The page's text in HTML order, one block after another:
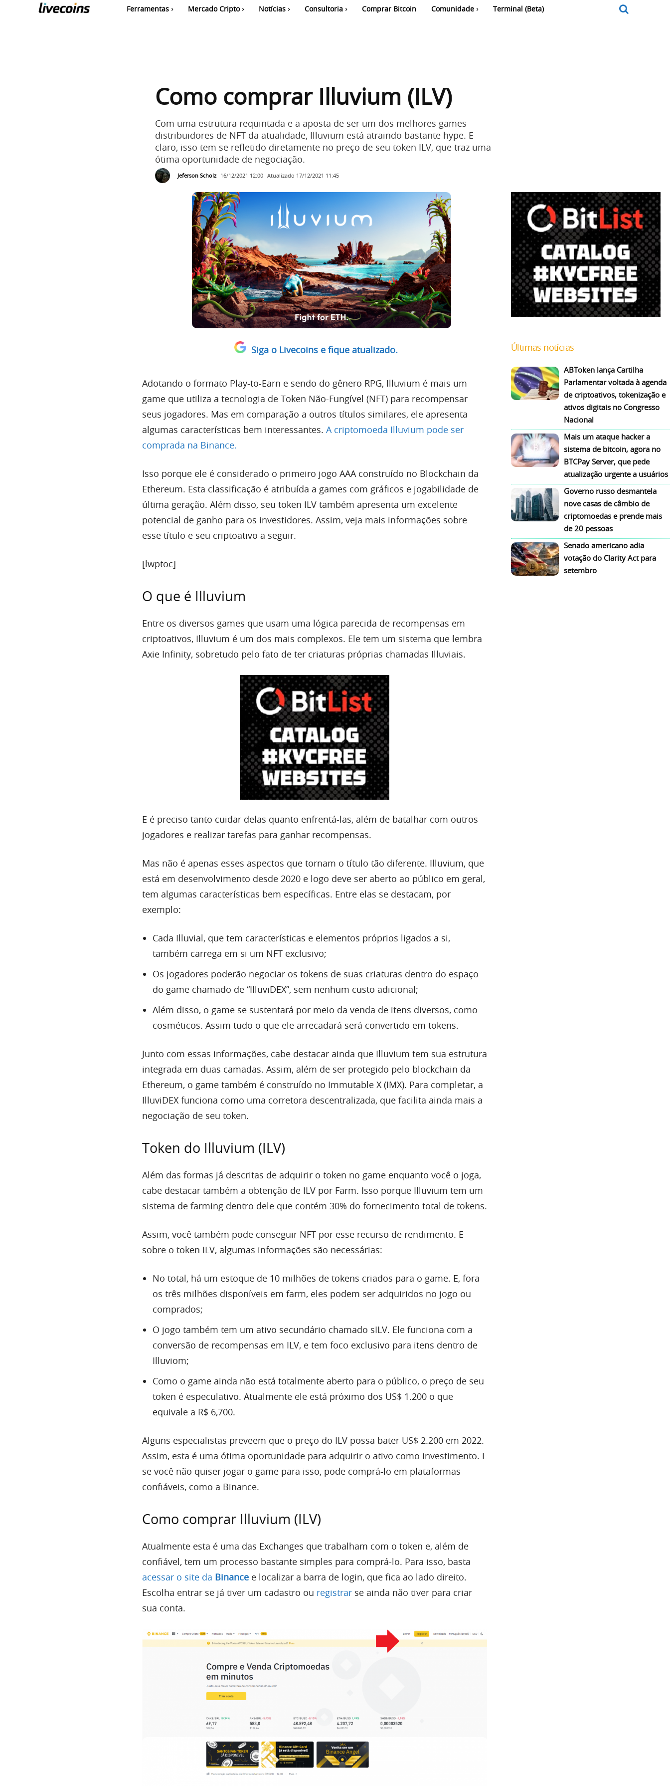
Ferramentas Mercado Cripto Notícias Consultoria Comprar Bitcoin Comunidade Terminal (Beta)
Como comprar Illuvium (ILV)
Com uma estrutura requintada e a aposta de ser um dos melhores games
distribuidores de NFT da atualidade, Illuvium está atraindo bastante hype. E
claro, isso tem se refletido diretamente no preço de seu token ILV, que traz uma
ótima oportunidade de negociação.
Jeferson Scholz 16/12/2021 12:00 Atualizado 17/12/2021 11:45
Siga o Livecoins e fique atualizado.
Adotando o formato Play-to-Earn e sendo do gênero RPG, Illuvium é mais um
game que utiliza a tecnologia de Token Não-Fungível (NFT) para recompensar
seus jogadores. Mas em comparação a outros títulos similares, ele apresenta
algumas características bem interessantes. A criptomoeda Illuvium pode ser
comprada na Binance.
Isso porque ele é considerado o primeiro jogo AAA construído no Blockchain da
Ethereum. Esta classificação é atribuída a games com gráficos e jogabilidade de
última geração. Além disso, seu token ILV também apresenta um excelente
potencial de ganho para os investidores. Assim, veja mais informações sobre
esse título e seu criptoativo a seguir.
[lwptoc]
O que é Illuvium
Entre os diversos games que usam uma lógica parecida de recompensas em
criptoativos, Illuvium é um dos mais complexos. Ele tem um sistema que lembra
Axie Infinity, sobretudo pelo fato de ter criaturas próprias chamadas Illuviais.
E é preciso tanto cuidar delas quanto enfrentá-las, além de batalhar com outros
jogadores e realizar tarefas para ganhar recompensas.
Mas não é apenas esses aspectos que tornam o título tão diferente. Illuvium, que
está em desenvolvimento desde 2020 e logo deve ser aberto ao público em geral,
tem algumas características bem específicas. Entre elas se destacam, por
exemplo:
Cada Illuvial, que tem características e elementos próprios ligados a si,
também carrega em si um NFT exclusivo;
Os jogadores poderão negociar os tokens de suas criaturas dentro do espaço
do game chamado de “IlluviDEX”, sem nenhum custo adicional;
Além disso, o game se sustentará por meio da venda de itens diversos, como
cosméticos. Assim tudo o que ele arrecadará será convertido em tokens.
Junto com essas informações, cabe destacar ainda que Illuvium tem sua estrutura
integrada em duas camadas. Assim, além de ser protegido pelo blockchain da
Ethereum, o game também é construído no Immutable X (IMX). Para completar, a
IlluviDEX funciona como uma corretora descentralizada, que facilita ainda mais a
negociação de seu token.
Token do Illuvium (ILV)
Além das formas já descritas de adquirir o token no game enquanto você o joga,
cabe destacar também a obtenção de ILV por Farm. Isso porque Illuvium tem um
sistema de farming dentro dele que contém 30% do fornecimento total de tokens.
Assim, você também pode conseguir NFT por esse recurso de rendimento. E
sobre o token ILV, algumas informações são necessárias:
No total, há um estoque de 10 milhões de tokens criados para o game. E, fora
os três milhões disponíveis em farm, eles podem ser adquiridos no jogo ou
comprados;
O jogo também tem um ativo secundário chamado sILV. Ele funciona com a
conversão de recompensas em ILV, e tem foco exclusivo para itens dentro de
Illuviom;
Como o game ainda não está totalmente aberto para o público, o preço de seu
token é especulativo. Atualmente ele está próximo dos US$ 1.200 o que
equivale a R$ 6,700.
Alguns especialistas preveem que o preço do ILV possa bater US$ 2.200 em 2022.
Assim, esta é uma ótima oportunidade para adquirir o ativo como investimento. E
se você não quiser jogar o game para isso, pode comprá-lo em plataformas
confiáveis, como a Binance.
Como comprar Illuvium (ILV)
Atualmente esta é uma das Exchanges que trabalham com o token e, além de
confiável, tem um processo bastante simples para comprá-lo. Para isso, basta
acessar o site da Binance e localizar a barra de login, que fica ao lado direito.
Escolha entrar se já tiver um cadastro ou registrar se ainda não tiver para criar
sua conta.
Últimas notícias
ABToken lança Cartilha
Parlamentar voltada à agenda
de criptoativos, tokenização e
ativos digitais no Congresso
Nacional
Mais um ataque hacker a
sistema de bitcoin, agora no
BTCPay Server, que pede
atualização urgente a usuários
Governo russo desmantela
nove casas de câmbio de
criptomoedas e prende mais
de 20 pessoas
Senado americano adia
votação do Clarity Act para
setembro